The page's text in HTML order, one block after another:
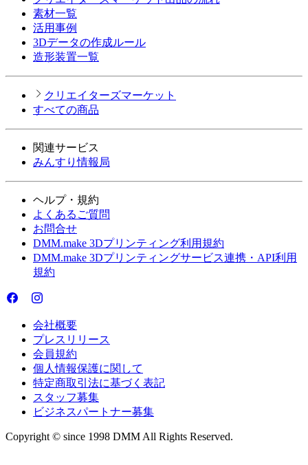
素材一覧
活用事例
3Dデータの作成ルール
造形装置一覧
クリエイターズマーケット
すべての商品
関連サービス
みんすり情報局
ヘルプ・規約
よくあるご質問
お問合せ
DMM.make 3Dプリンティング利用規約
DMM.make 3Dプリンティングサービス連携・API利用
規約
会社概要
プレスリリース
会員規約
個人情報保護に関して
特定商取引法に基づく表記
スタッフ募集
ビジネスパートナー募集
Copyright © since 1998 DMM All Rights Reserved.